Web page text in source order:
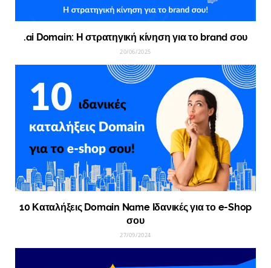
.ai Domain: Η στρατηγική κίνηση για το brand σου
20/06/2025
10 Καταλήξεις Domain Name Ιδανικές για το e-Shop
σου
27/09/2024